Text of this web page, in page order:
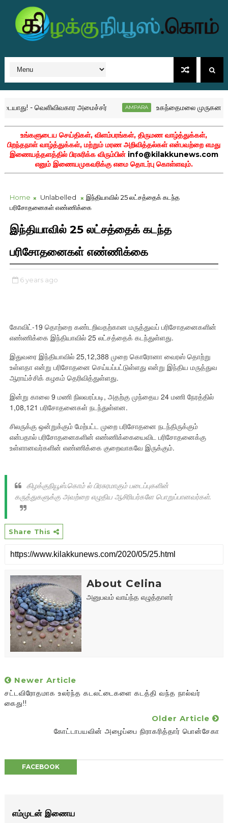
- வெளிவிவகார அமைச்சர் AMPARA உகந்தைமலை
உங்களுடைய செய்திகள், விளம்பரங்கள், திருமண வாழ்த்துக்கள்,
பிறந்தநாள் வாழ்த்துக்கள், மற்றும் மரண அறிவித்தல்கள் என்பவற்றை எமது
இணையத்தளத்தில் பிரசுரிக்க விரும்பின் info@kilakkunews.com
எனும் இணையமுகவரிக்கு எமை தொடர்பு கொள்ளவும்.
Home Unlabelled
இந்தியாவில் 25 லட்சத்தைக் கடந்த
பரிசோதனைகள் எண்ணிக்கை
இந்தியாவில் 25 லட்சத்தைக் கடந்த
பரிசோதனைகள் எண்ணிக்கை
6 years ago
கோவிட்-19 தொற்றை கண்டறிவதற்கான மருத்துவப் பரிசோதனைகளின்
எண்ணிக்கை இந்தியாவில் 25 லட்சத்தைக் கடந்துள்ளது.
இதுவரை இந்தியாவில் 25,12,388 முறை கொரோனா வைரஸ் தொற்று
உள்ளதா என்று பரிசோதனை செய்யப்பட்டுள்ளது என்று இந்திய மருத்துவ
ஆராய்ச்சிக் கழகம் தெரிவித்துள்ளது.
இன்று காலை 9 மணி நிலவரப்படி, அதற்கு முந்தைய 24 மணி நேரத்தில்
1,08,121 பரிசோதனைகள் நடந்துள்ளன.
சிலருக்கு ஒன்றுக்கும் மேற்பட்ட முறை பரிசோதனை நடந்திருக்கும்
என்பதால் பரிசோதனைகளின் எண்ணிக்கையைவிட பரிசோதனைக்கு
உள்ளானவர்களின் எண்ணிக்கை குறைவாகவே இருக்கும்.
கிழக்குநியூஸ்.கொம் ல் பிரசுரமாகும் படைப்புகளின்
கருத்துகளுக்கு அவற்றை எழுதிய ஆசிரியர்களே பொறுப்பானவர்கள்.
Share This
About Celina
அனுபவம் வாய்ந்த எழுத்தாளர்
Newer Article
சட்டவிரோதமாக உலர்ந்த கடலட்டைகளை கடத்தி வந்த நால்வர்
கைது!!
Older Article
கோட்டாபயவின் அழைப்பை நிராகரித்தார் பொன்சேகா
FACEBOOK
எம்முடன் இணைய